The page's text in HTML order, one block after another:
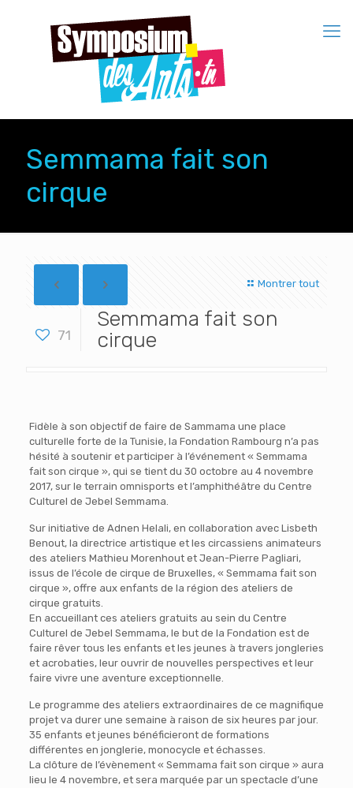
Semmama fait son
cirque
Montrer tout
71
Semmama fait son
cirque
Fidèle à son objectif de faire de Sammama une place
culturelle forte de la Tunisie, la Fondation Rambourg n’a pas
hésité à soutenir et participer à l’événement « Semmama
fait son cirque », qui se tient du 30 octobre au 4 novembre
2017, sur le terrain omnisports et l’amphithéâtre du Centre
Culturel de Jebel Semmama.
Sur initiative de Adnen Helali, en collaboration avec Lisbeth
Benout, la directrice artistique et les circassiens animateurs
des ateliers Mathieu Morenhout et Jean-Pierre Pagliari,
issus de l’école de cirque de Bruxelles, « Semmama fait son
cirque », offre aux enfants de la région des ateliers de
cirque gratuits.
En accueillant ces ateliers gratuits au sein du Centre
Culturel de Jebel Semmama, le but de la Fondation est de
faire rêver tous les enfants et les jeunes à travers jongleries
et acrobaties, leur ouvrir de nouvelles perspectives et leur
faire vivre une aventure exceptionnelle.
Le programme des ateliers extraordinaires de ce magnifique
projet va durer une semaine à raison de six heures par jour.
35 enfants et jeunes bénéficieront de formations
différentes en jonglerie, monocycle et échasses.
La clôture de l’évènement « Semmama fait son cirque » aura
lieu le 4 novembre, et sera marquée par un spectacle d’une